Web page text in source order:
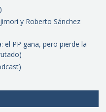
y Roberto Sánchez
el PP gana, pero pierde la